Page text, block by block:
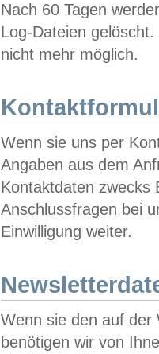
Nach 60 Tagen
Log-Dateien
nicht mehr möglich.
Wenn sie uns per
Angaben aus dem
Kontaktdaten zwecks
Anschlussfragen bei
Einwilligung weiter.
Wenn sie den auf der
benötigen wir von